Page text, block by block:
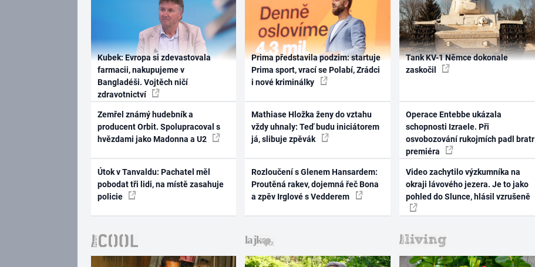
Kubek: Evropa si zdevastovala
farmacii, nakupujeme v
Bangladéši. Vojtěch ničí
zdravotnictví
Zemřel známý hudebník a
producent Orbit. Spolupracoval s
hvězdami jako Madonna a U2
Útok v Tanvaldu: Pachatel měl
pobodat tři lidi, na místě zasahuje
policie
Prima představila podzim: startuje
Prima sport, vrací se Polabí, Zrádci
i nové kriminálky
Mathiase Hložka ženy do vztahu
vždy uhnaly: Teď budu iniciátorem
já, slibuje zpěvák
Rozloučení s Glenem Hansardem:
Proutěná rakev, dojemná řeč Bona
a zpěv Irglové s Vedderem
Tank KV-1 Němce dokonale
zaskočil
Operace Entebbe ukázala
schopnosti Izraele. Při
osvobozování rukojmích padl bratr
premiéra
Video zachytilo výzkumníka na
okraji lávového jezera. Je to jako
pohled do Slunce, hlásil vzrušeně